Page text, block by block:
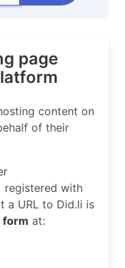
page
content on
of their
registered with
a URL to Did.li is
form at: